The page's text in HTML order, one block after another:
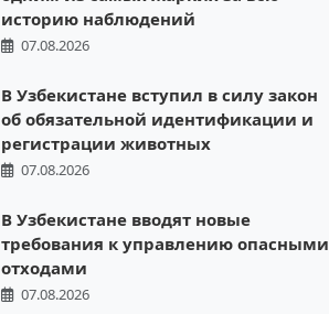
историю наблюдений
07.08.2026
В Узбекистане вступил в силу закон
об обязательной идентификации и
регистрации животных
07.08.2026
В Узбекистане вводят новые
требования к управлению опасными
отходами
07.08.2026